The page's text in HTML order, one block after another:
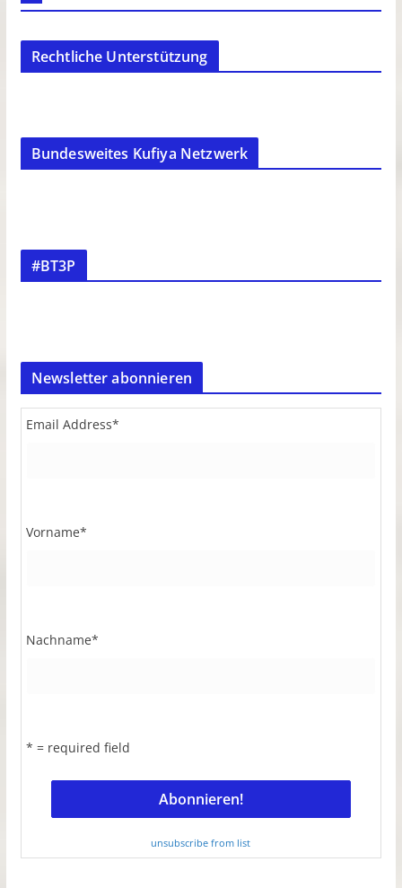
Rechtliche Unterstützung
Bundesweites Kufiya Netzwerk
#BT3P
Newsletter abonnieren
Email Address*
Vorname*
Nachname*
* = required field
unsubscribe from list